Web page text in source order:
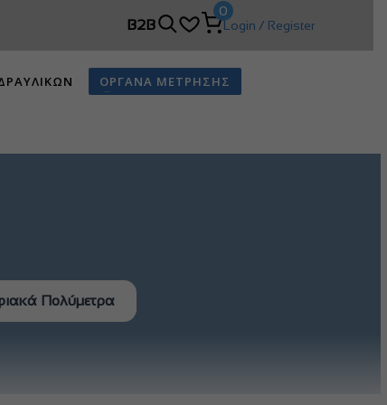
B2B
0
Login / Register
ΟΡΓΑΝΑ ΜΕΤΡΗΣΗΣ
Πολύμετρα